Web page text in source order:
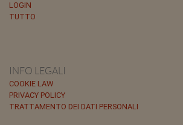
LOGIN
TUTTO
INFO LEGALI
COOKIE LAW
PRIVACY POLICY
TRATTAMENTO DEI DATI PERSONALI